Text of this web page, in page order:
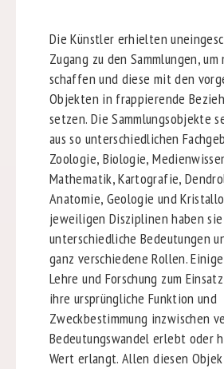
Die Künstler erhielten
Zugang zu den Sammlungen, um
schaffen und diese mit den
Objekten in frappierende
setzen. Die Sammlungsobjekte
aus so unterschiedlichen
Zoologie, Biologie,
Mathematik, Kartografie,
Anatomie, Geologie und
jeweiligen Disziplinen haben sie
unterschiedliche Bedeutungen
ganz verschiedene Rollen.
Lehre und Forschung zum
ihre ursprüngliche Funktion und
Zweckbestimmung inzwischen
Bedeutungswandel erlebt oder
Wert erlangt. Allen diesen